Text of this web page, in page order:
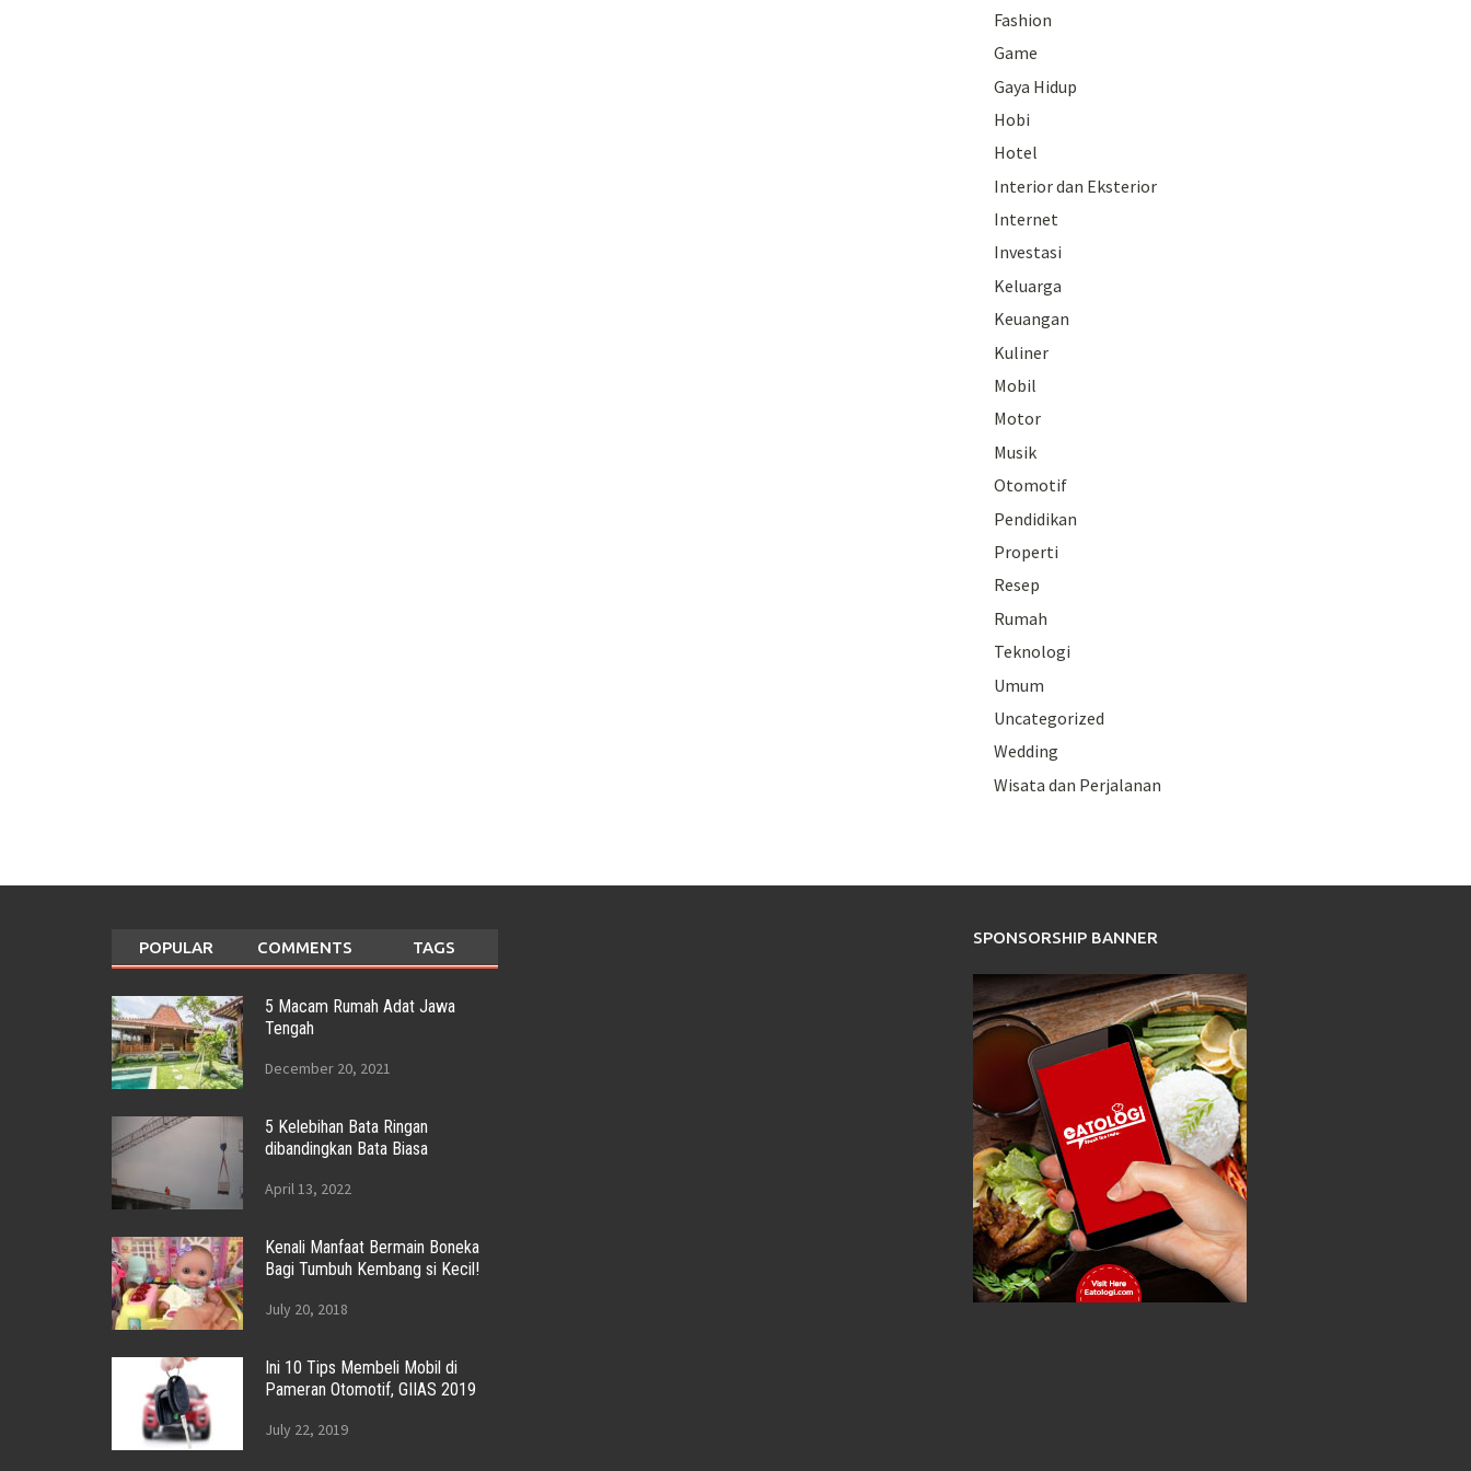
Fashion
Game
Gaya Hidup
Hobi
Hotel
Interior dan Eksterior
Internet
Investasi
Keluarga
Keuangan
Kuliner
Mobil
Motor
Musik
Otomotif
Pendidikan
Properti
Resep
Rumah
Teknologi
Umum
Uncategorized
Wedding
Wisata dan Perjalanan
POPULAR COMMENTS TAGS
5 Macam Rumah Adat Jawa
Tengah
December 20, 2021
5 Kelebihan Bata Ringan
dibandingkan Bata Biasa
April 13, 2022
Kenali Manfaat Bermain Boneka
Bagi Tumbuh Kembang si Kecil!
July 20, 2018
Ini 10 Tips Membeli Mobil di
Pameran Otomotif, GIIAS 2019
July 22, 2019
SPONSORSHIP BANNER